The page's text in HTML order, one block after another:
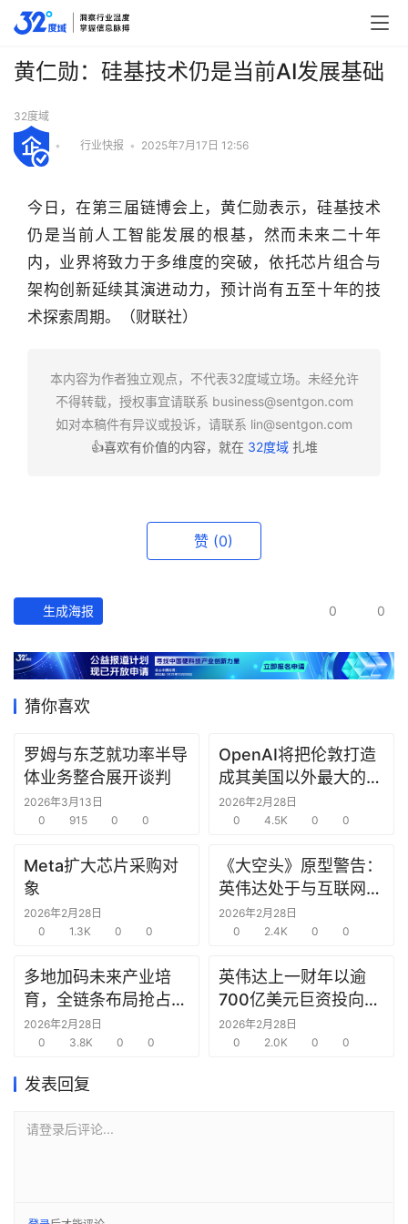
产
经
据
研
告
创
窗
商
链
合
圈
黄仁勋：硅基技术仍是当前AI发展基础
32度域
• 行业快报 • 2025年7月17日 12:56
今日，在第三届链博会上，黄仁勋表示，硅基技术
仍是当前人工智能发展的根基，然而未来二十年
内，业界将致力于多维度的突破，依托芯片组合与
架构创新延续其演进动力，预计尚有五至十年的技
术探索周期。（财联社）
本内容为作者独立观点，不代表32度域立场。未经允许
不得转载，授权事宜请联系 business@sentgon.com
如对本稿件有异议或投诉，请联系 lin@sentgon.com
👍喜欢有价值的内容，就在 32度域扎堆
赞 (0)
生成海报 0 0
猜你喜欢
罗姆与东芝就功率半导
体业务整合展开谈判
2026年3月13日
0
915 0 0
OpenAI将把伦敦打造
成其美国以外最大的研
究中心
2026年2月28日
0
4.5K 0 0
Meta扩大芯片采购对
象
2026年2月28日
0
1.3K 0 0
《大空头》原型警告：
英伟达处于与互联网泡
沫时期思科同样的“危
险境地”
2026年2月28日
0
2.4K 0 0
多地加码未来产业培
育，全链条布局抢占新
赛道先机
2026年2月28日
0
3.8K 0 0
英伟达上一财年以逾
700亿美元巨资投向合
作方，竭力巩固AI芯片
需求
2026年2月28日
0
2.0K 0 0
发表回复
请登录后评论...